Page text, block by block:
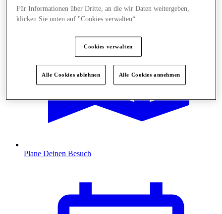
Plane Deinen Besuch
Für Informationen über Dritte, an die wir Daten weitergeben,
klicken Sie unten auf "Cookies verwalten“.
Cookies verwalten
Alle Cookies ablehnen Alle Cookies annehmen